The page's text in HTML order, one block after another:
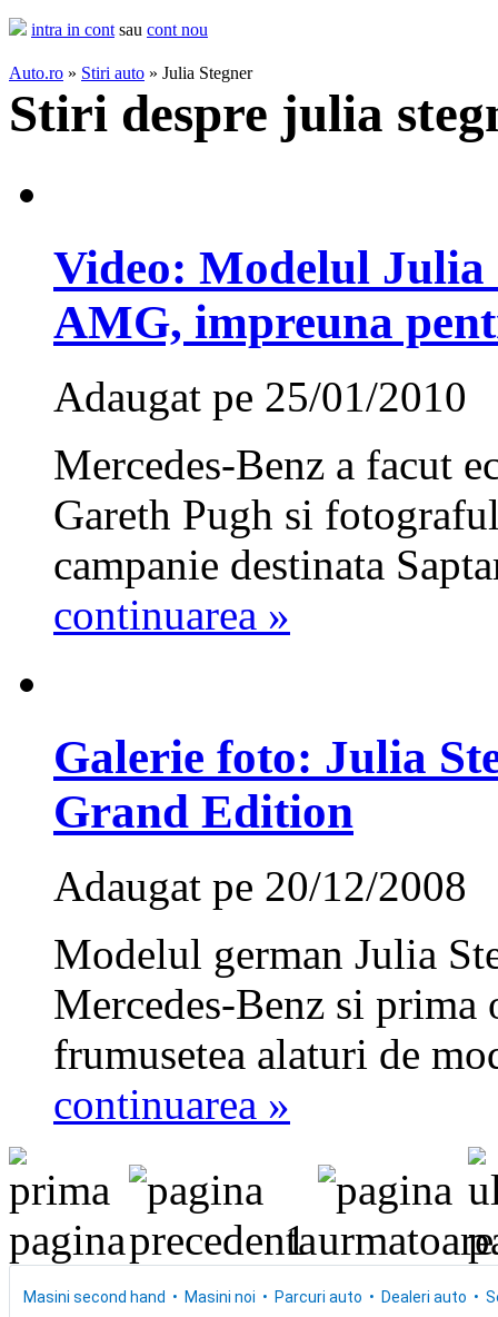
intra in cont sau cont nou
Auto.ro » Stiri auto » Julia Stegner
Stiri despre julia
Video: Modelul Julia
AMG, impreuna
Adaugat pe 25/01/2010
Mercedes-Benz a facut
Gareth Pugh si
campanie destinata
continuarea »
Galerie foto: Julia
Grand Edition
Adaugat pe 20/12/2008
Modelul german Julia
Mercedes-Benz si prima
frumusetea alaturi de
continuarea »
1
Masini second hand Masini noi Parcuri auto Dealeri auto